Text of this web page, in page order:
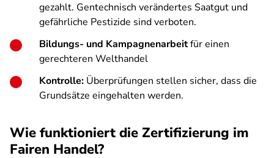
gezahlt. Gentechnisch verändertes Saatgut und
gefährliche Pestizide sind verboten.
Bildungs- und Kampagnenarbeitfür einen
gerechteren Welthandel
Kontrolle: Überprüfungen stellen sicher, dass die
Grundsätze eingehalten werden.
Wie funktioniert die Zertifizierung im
Fairen Handel?